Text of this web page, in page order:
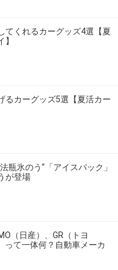
てくれるカーグッズ4選【夏
るカーグッズ5選【夏活カー
瓶氷のう”「アイスパック」
が登場
（日産）、GR（トヨ
って一体何？自動車メーカ